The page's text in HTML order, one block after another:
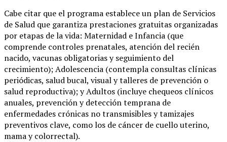
Cabe citar que el programa establece un plan de Servicios
de Salud que garantiza prestaciones gratuitas organizadas
por etapas de la vida: Maternidad e Infancia (que
comprende controles prenatales, atención del recién
nacido, vacunas obligatorias y seguimiento del
crecimiento); Adolescencia (contempla consultas clínicas
periódicas, salud bucal, visual y talleres de prevención o
salud reproductiva); y Adultos (incluye chequeos clínicos
anuales, prevención y detección temprana de
enfermedades crónicas no transmisibles y tamizajes
preventivos clave, como los de cáncer de cuello uterino,
mama y colorrectal).